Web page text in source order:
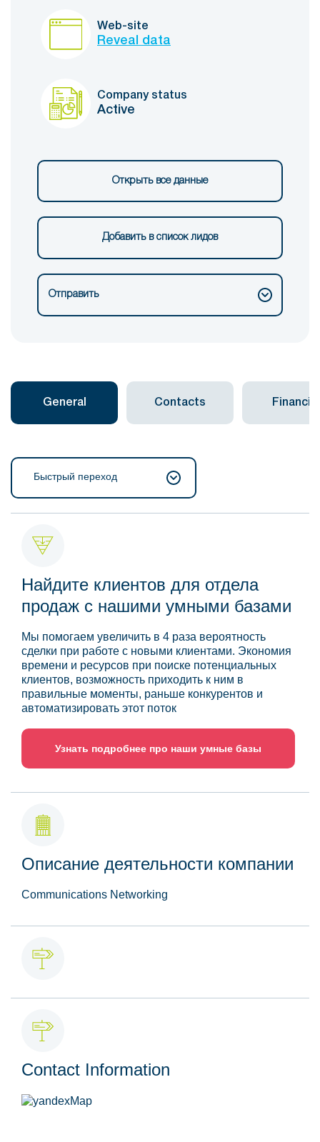
Web-site
Reveal data
Company status
Active
Открыть все данные
Добавить в список лидов
Отправить
General Contacts Financial
Быстрый переход
Найдите клиентов для отдела
продаж с нашими умными базами
Мы помогаем увеличить в 4 раза вероятность
сделки при работе с новыми клиентами. Экономия
времени и ресурсов при поиске потенциальных
клиентов, возможность приходить к ним в
правильные моменты, раньше конкурентов и
автоматизировать этот поток
Узнать подробнее про наши умные базы
Описание деятельности компании
Communications Networking
Contact Information